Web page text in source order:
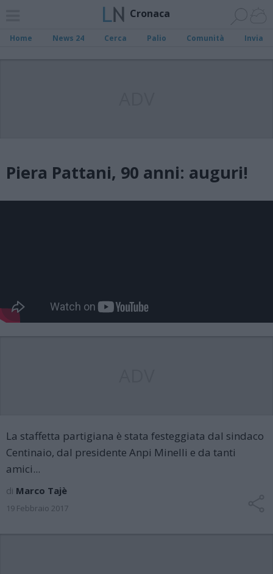
Cronaca
Home News 24 Cerca Palio Comunità Invia
Piera Pattani, 90 anni: auguri!
La staffetta partigiana è stata festeggiata dal sindaco
Centinaio, dal presidente Anpi Minelli e da tanti
amici...
di Marco Tajè
19 Febbraio 2017